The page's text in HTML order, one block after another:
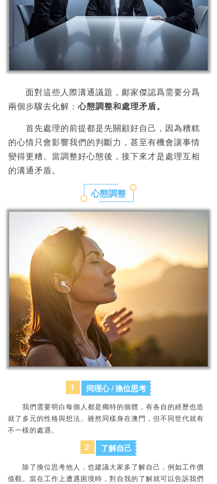
面對這些人際溝通議題，鄺家傑認爲需要分爲
兩個步驟去化解：心態調整和處理矛盾。
首先處理的前提都是先關顧好自己，因為糟糕
的心情只會影響我們的判斷力，甚至有機會讓事情
變得更糟。當調整好心態後，接下來才是處理互相
的溝通矛盾。
心態調整
1 同理心 / 換位思考
我們需要明白每個人都是獨特的個體，有各自的經歷也造
就了多元的性格與想法。雖然同樣身在澳門，但不同世代就有
不一樣的處遇。
2 了解自己
除了換位思考他人，也建議大家多了解自己，例如工作價
值觀。當在工作上遭遇困境時，對自我的了解就可以告訴我們